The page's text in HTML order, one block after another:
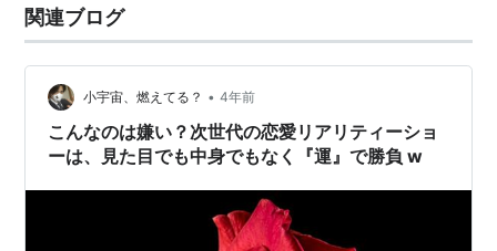
関連ブログ
小宇宙、燃えてる？ • 4年前
こんなのは嫌い？次世代の恋愛リアリティーショ
ーは、見た目でも中身でもなく『運』で勝負 w